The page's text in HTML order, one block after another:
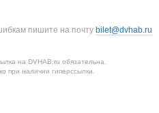
пишите на почту bilet@dvhab.ru
на DVHAB.ru обязательна.
при наличии гиперссылки.